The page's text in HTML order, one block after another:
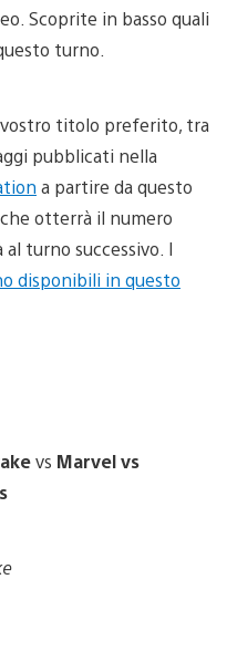
Scoprite in basso quali
turno.
titolo preferito, tra
pubblicati nella
a partire da questo
otterrà il numero
turno successivo. I
disponibili in questo
vs Marvel vs